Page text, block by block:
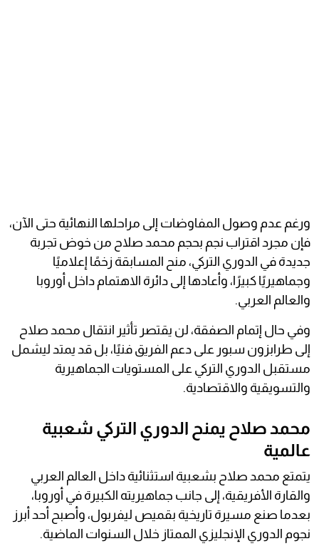
ورغم عدم وصول المفاوضات إلى مراحلها النهائية حتى الآن،
فإن مجرد اقتراب نجم بحجم محمد صلاح من خوض تجربة
جديدة في الدوري التركي، منح المسابقة زخمًا إعلاميًا
وجماهيريًا كبيرًا، وأعادها إلى دائرة الاهتمام داخل أوروبا
والعالم العربي.
وفي حال إتمام الصفقة، لن يقتصر تأثير انتقال محمد صلاح
إلى طرابزون سبور على دعم الفريق فنيًا، بل قد يمتد ليشمل
مستقبل الدوري التركي على المستويات الجماهيرية
والتسويقية والاقتصادية.
محمد صلاح يمنح الدوري التركي شعبية
عالمية
يتمتع محمد صلاح بشعبية استثنائية داخل العالم العربي
والقارة الأفريقية، إلى جانب جماهيريته الكبيرة في أوروبا،
بعدما صنع مسيرة تاريخية بقميص ليفربول، وأصبح أحد أبرز
نجوم الدوري الإنجليزي الممتاز خلال السنوات الماضية.